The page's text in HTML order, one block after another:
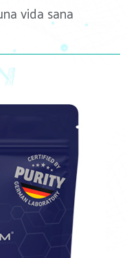
vida sana